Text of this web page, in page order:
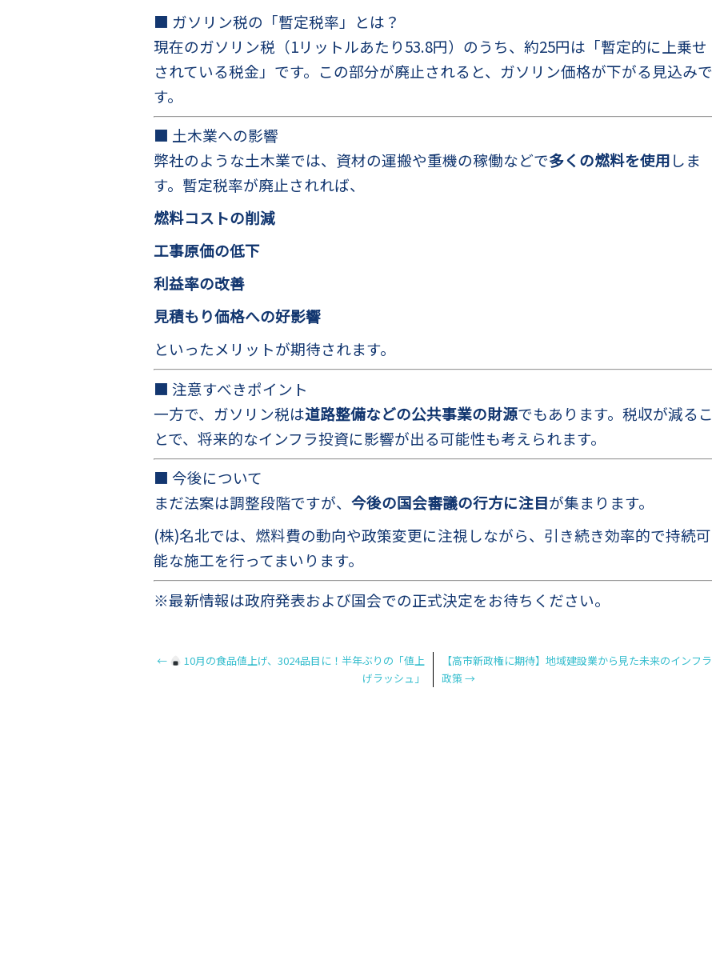
■ ガソリン税の「暫定税率」とは？
現在のガソリン税（1リットルあたり53.8円）のうち、約25円は「暫定的に上乗せ
されている税金」です。この部分が廃止されると、ガソリン価格が下がる見込みで
す。
■ 土木業への影響
弊社のような土木業では、資材の運搬や重機の稼働などで多くの燃料を使用しま
す。暫定税率が廃止されれば、
燃料コストの削減
工事原価の低下
利益率の改善
見積もり価格への好影響
といったメリットが期待されます。
■ 注意すべきポイント
一方で、ガソリン税は道路整備などの公共事業の財源でもあります。税収が減るこ
とで、将来的なインフラ投資に影響が出る可能性も考えられます。
■ 今後について
まだ法案は調整段階ですが、 今後の国会審議の行方に注目が集まります。
(株)名北では、燃料費の動向や政策変更に注視しながら、引き続き効率的で持続可
能な施工を行ってまいります。
※最新情報は政府発表および国会での正式決定をお待ちください。
←
10月の食品値上げ、3024品目に！半年ぶりの「値上
げラッシュ」
【高市新政権に期待】地域建設業から見た未来のインフラ
政策→